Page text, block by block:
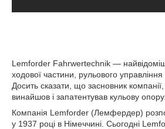
Lemforder Fahrwertechnik —
ходової частини, рульового управління
Досить сказати, що засновник
винайшов і запатентував кульову опору.
Компанія Lemforder (Лемфердер)
у 1937 році в Німеччині. Сьогодні